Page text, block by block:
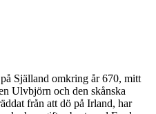
Själland omkring år 670, mitt
Ulvbjörn och den skånska
från att dö på Irland, har